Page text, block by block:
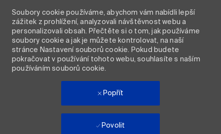
Soubory cookie používáme, abychom vám nabídli lepší
zážitek z prohlížení, analyzovali návštěvnost webu a
personalizovali obsah. Přečtěte si o tom, jak používáme
soubory cookie a jak je můžete kontrolovat, na naší
stránce Nastavení souborů cookie. Pokud budete
pokračovat v používání tohoto webu, souhlasíte s naším
používáním souborů cookie.
Popřít
Povolit